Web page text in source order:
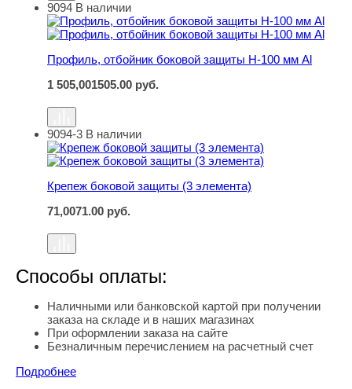
Профиль, отбойник боковой защиты Н-100 мм Al
9094 В наличии
Профиль, отбойник боковой защиты Н-100 мм Al
1 505,001505.00 руб.
Крепеж боковой защиты (3 элемента)
9094-3 В наличии
Крепеж боковой защиты (3 элемента)
71,0071.00 руб.
Способы оплаты:
Наличными или банковской картой при получении
заказа на складе и в наших магазинах
При оформлении заказа на сайте
Безналичным перечислением на расчетный счет
Подробнее